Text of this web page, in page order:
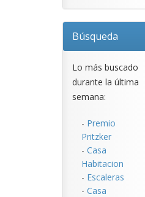
Búsqueda
Lo más buscado
durante la última
semana:
- Premio
Pritzker
- Casa
Habitacion
- Escaleras
- Casa